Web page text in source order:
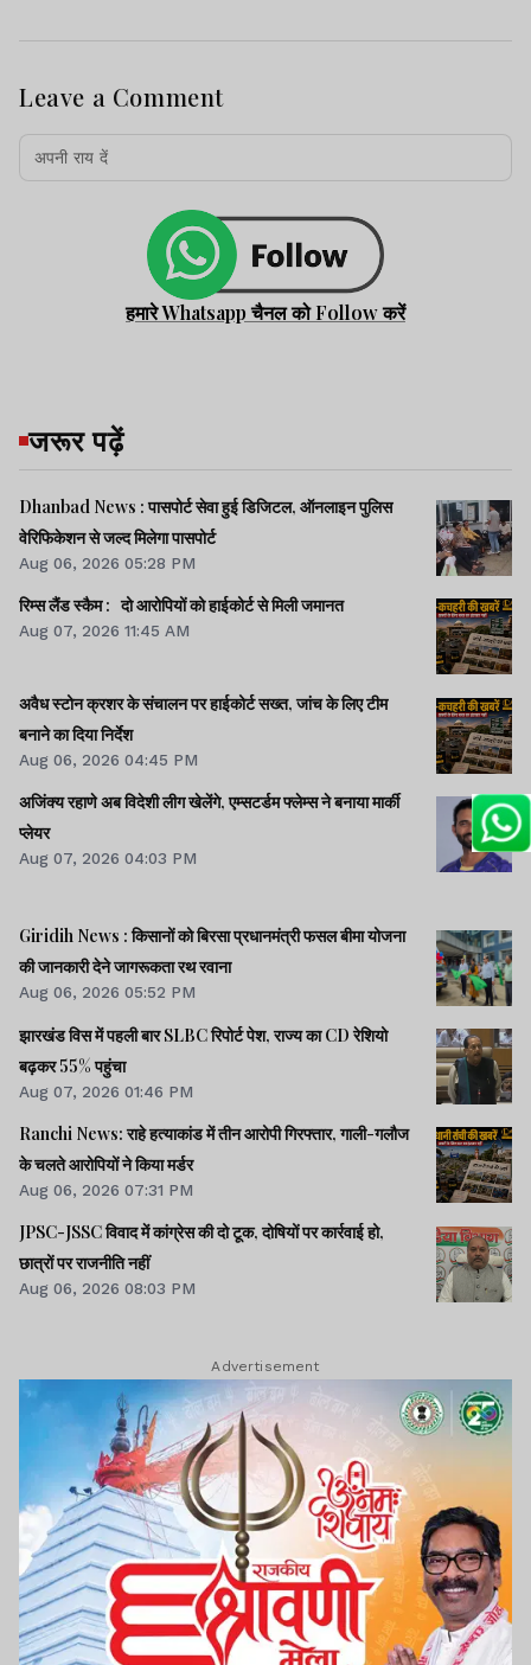
Leave a Comment
हमारे Whatsapp चैनल को Follow करें
जरूर पढ़ें
Dhanbad News : पासपोर्ट सेवा हुई डिजिटल, ऑनलाइन पुलिस
वेरिफिकेशन से जल्द मिलेगा पासपोर्ट
Aug 06, 2026 05:28 PM
रिम्स लैंड स्कैम : दो आरोपियों को हाईकोर्ट से मिली जमानत
Aug 07, 2026 11:45 AM
अवैध स्टोन क्रशर के संचालन पर हाईकोर्ट सख्त, जांच के लिए टीम
बनाने का दिया निर्देश
Aug 06, 2026 04:45 PM
अजिंक्य रहाणे अब विदेशी लीग खेलेंगे, एम्सटर्डम फ्लेम्स ने बनाया मार्की
प्लेयर
Aug 07, 2026 04:03 PM
Giridih News : किसानों को बिरसा प्रधानमंत्री फसल बीमा योजना
की जानकारी देने जागरूकता रथ रवाना
Aug 06, 2026 05:52 PM
झारखंड विस में पहली बार SLBC रिपोर्ट पेश, राज्य का CD रेशियो
बढ़कर 55% पहुंचा
Aug 07, 2026 01:46 PM
Ranchi News: राहे हत्याकांड में तीन आरोपी गिरफ्तार, गाली-गलौज
के चलते आरोपियों ने किया मर्डर
Aug 06, 2026 07:31 PM
JPSC-JSSC विवाद में कांग्रेस की दो टूक, दोषियों पर कार्रवाई हो,
छात्रों पर राजनीति नहीं
Aug 06, 2026 08:03 PM
Advertisement